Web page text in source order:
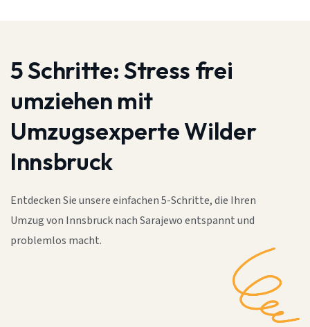
5 Schritte:Stress frei
umziehen mit
Umzugsexperte Wilder
Innsbruck
Entdecken Sie unsere einfachen 5-Schritte, die Ihren
Umzug von Innsbruck nach Sarajewo entspannt und
problemlos macht.